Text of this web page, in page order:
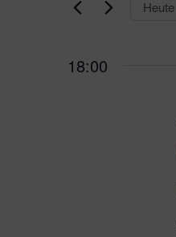
Ansichten,
Heute
18:00